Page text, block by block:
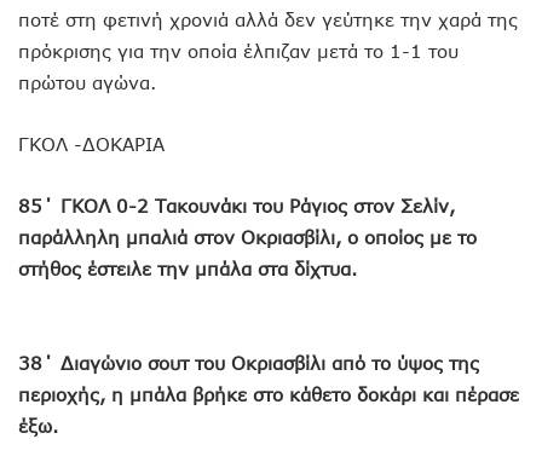
ποτέ στη φετινή χρονιά αλλά δεν γεύτηκε την χαρά της
πρόκρισης για την οποία έλπιζαν μετά το 1-1 του
πρώτου αγώνα.
ΓΚΟΛ -ΔΟΚΑΡΙΑ
85΄ ΓΚΟΛ 0-2 Τακουνάκι του Ράγιος στον Σελίν,
παράλληλη μπαλιά στον Οκριασβίλι, ο οποίος με το
στήθος έστειλε την μπάλα στα δίχτυα.
38΄ Διαγώνιο σουτ του Οκριασβίλι από το ύψος της
περιοχής, η μπάλα βρήκε στο κάθετο δοκάρι και πέρασε
έξω.